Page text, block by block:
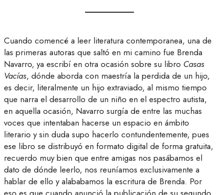
Cuando comencé a leer literatura contemporanea, una de
las primeras autoras que saltó en mi camino fue Brenda
Navarro, ya escribí en otra ocasión sobre su libro Casas
Vacías, dónde aborda con maestría la perdida de un hijo,
es decir, literalmente un hijo extraviado, al mismo tiempo
que narra el desarrollo de un niño en el espectro autista,
en aquella ocasión, Navarro surgía de entre las muchas
voces que intentaban hacerse un espacio en ámbito
literario y sin duda supo hacerlo contundentemente, pues
ese libro se distribuyó en formato digital de forma gratuita,
recuerdo muy bien que entre amigas nos pasábamos el
dato de dónde leerlo, nos reuníamos exclusivamente a
hablar de ello y alababamos la escritura de Brenda. Por